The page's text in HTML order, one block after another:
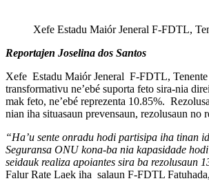
Xefe Estadu Maiór Jeneral F-FDTL,
Reportajen Joselina dos Santos
Xefe Estadu Maiór Jeneral F-FDTL, Tenente
transformativu ne’ebé suporta feto sira-nia
mak feto, ne’ebé reprezenta 10.85%.
nian iha situasaun prevensaun, rezolusaun no
“Ha’u sente onradu hodi partisipa iha tinan
Seguransa ONU kona-ba nia kapasidade
seidauk realiza apoiantes sira ba rezolusaun
Falur Rate Laek iha salaun F-FDTL